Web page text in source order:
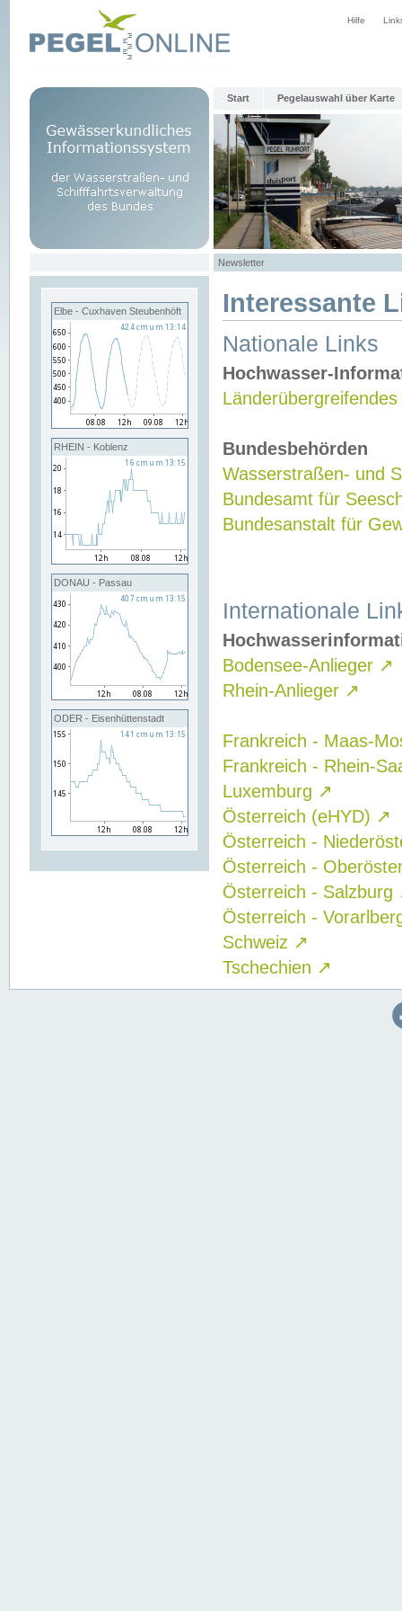
Hilfe
Start Pegelauswahl über Karte
Newsletter
Elbe - Cuxhaven Steubenhöft
RHEIN - Koblenz
DONAU - Passau
ODER - Eisenhüttenstadt
Interessante
Nationale Links
Hochwasser-
Bundesbehörden
Wasserstraßen- und
Bundesamt für
Bundesanstalt für
Internationale
Bodensee-Anlieger ↗
Rhein-Anlieger ↗
Frankreich - Maas-
Frankreich - Rhein-
Luxemburg ↗
Österreich (eHYD) ↗
Österreich -
Österreich -
Österreich - Salzburg
Österreich -
Schweiz ↗
Tschechien ↗